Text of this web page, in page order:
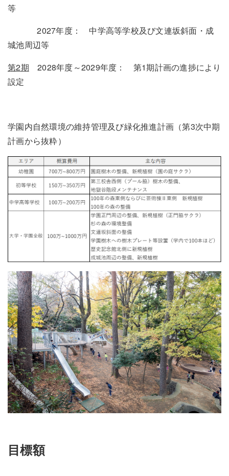
等
2027年度： 中学高等学校及び文連坂斜面・成
城池周辺等
第2期 2028年度～2029年度： 第1期計画の進捗により
設定
学園内自然環境の維持管理及び緑化推進計画（第3次中期
計画から抜粋）
目標額